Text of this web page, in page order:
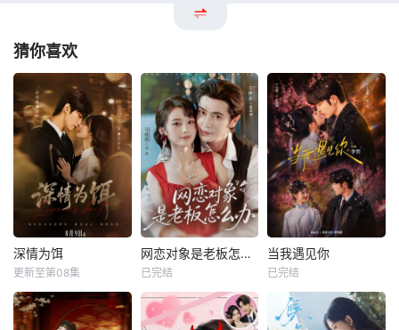
猜你喜欢
深情为饵
更新至第08集
网恋对象是老板怎么办
已完结
当我遇见你
已完结